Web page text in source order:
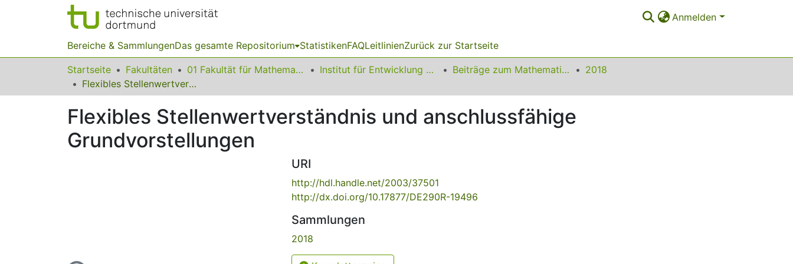
Anmelden
Bereiche & SammlungenDas gesamte Repositorium StatistikenFAQLeitlinienZurück zur Startseite
Startseite Fakultäten 01 Fakultät für Mathematik Institut für Entwicklung und Erforschung des Mathematikunterrichts Beiträge zum Mathematikunterricht
2018
Flexibles Stellenwertverständnis und anschlussfähige Grundvorstellungen
Flexibles Stellenwertverständnis und anschlussfähige
Grundvorstellungen
URI
http://hdl.handle.net/2003/37501
http://dx.doi.org/10.17877/DE290R-19496
Sammlungen
2018